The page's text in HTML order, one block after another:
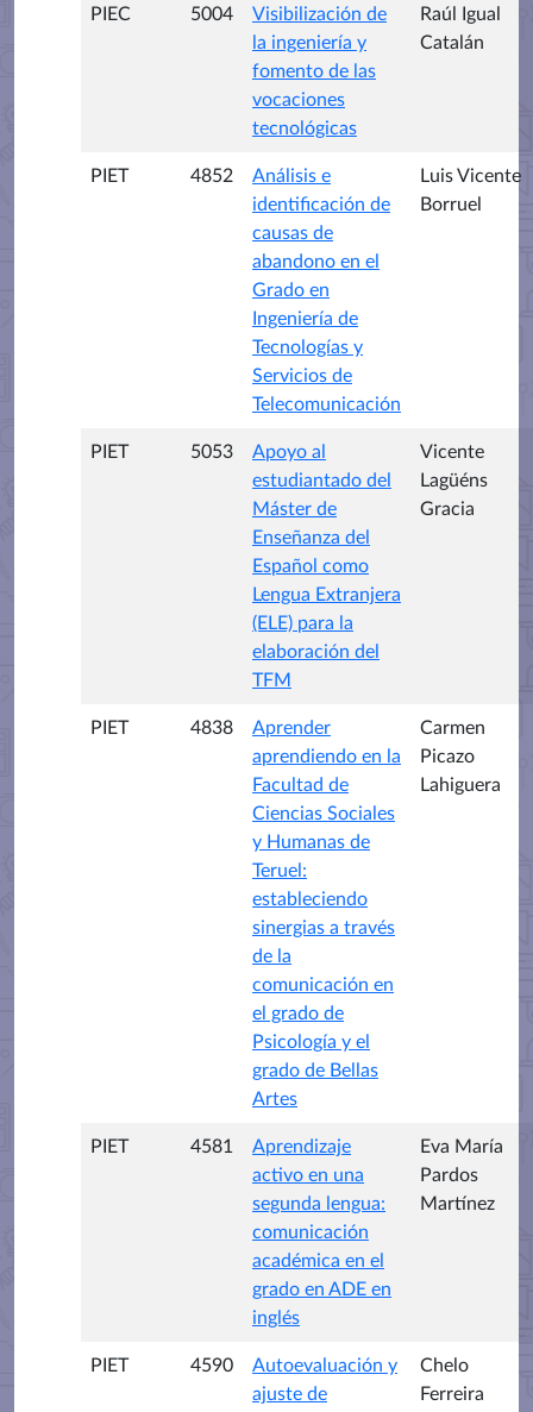
PIEC 5004
Visibilización de
la ingeniería y
fomento de las
vocaciones
tecnológicas
Raúl Igual
Catalán
PIET 4852
Análisis e
identificación de
causas de
abandono en el
Grado en
Ingeniería de
Tecnologías y
Servicios de
Telecomunicación
Luis Vicente
Borruel
PIET 5053
Apoyo al
estudiantado del
Máster de
Enseñanza del
Español como
Lengua Extranjera
(ELE) para la
elaboración del
TFM
Vicente
Lagüéns
Gracia
PIET 4838
Aprender
aprendiendo en la
Facultad de
Ciencias Sociales
y Humanas de
Teruel:
estableciendo
sinergias a través
de la
comunicación en
el grado de
Psicología y el
grado de Bellas
Artes
Carmen
Picazo
Lahiguera
PIET 4581
Aprendizaje
activo en una
segunda lengua:
comunicación
académica en el
grado en ADE en
inglés
Eva María
Pardos
Martínez
PIET 4590
Autoevaluación y
ajuste de
Chelo
Ferreira